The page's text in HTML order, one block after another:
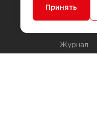
Журнал
Минимальные
Принять